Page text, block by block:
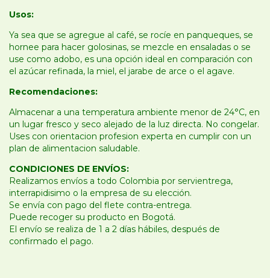
Usos:
Ya sea que se agregue al café, se rocíe en panqueques, se
hornee para hacer golosinas, se mezcle en ensaladas o se
use como adobo, es una opción ideal en comparación con
el azúcar refinada, la miel, el jarabe de arce o el agave.
Recomendaciones:
Almacenar a una temperatura ambiente menor de 24°C, en
un lugar fresco y seco alejado de la luz directa. No congelar.
Uses con orientacion profesion experta en cumplir con un
plan de alimentacion saludable.
CONDICIONES DE ENVÍOS:
Realizamos envíos a todo Colombia por servientrega,
interrapidisimo o la empresa de su elección.
Se envía con pago del flete contra-entrega.
Puede recoger su producto en Bogotá.
El envío se realiza de 1 a 2 días hábiles, después de
confirmado el pago.